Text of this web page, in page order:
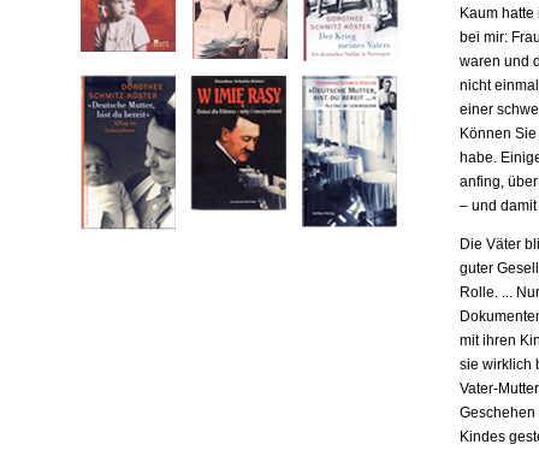
Kaum
bei mir:
waren und
nicht
einer
Können
habe.
anfing,
– und
Die Väter
guter
Rolle. ...
mit ihren
sie wirklich
Vater-
Geschehen
Kindes